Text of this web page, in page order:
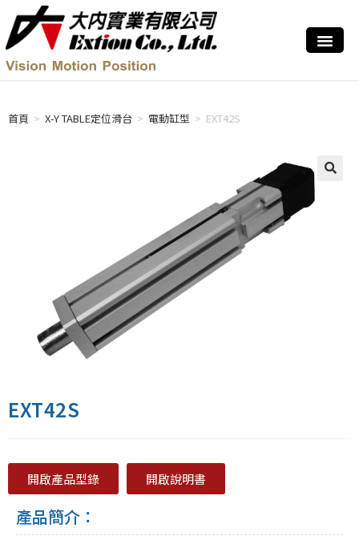
首頁 > X-Y TABLE定位滑台 > 電動缸型 > EXT42S
EXT42S
開啟產品型錄 開啟說明書
產品簡介：